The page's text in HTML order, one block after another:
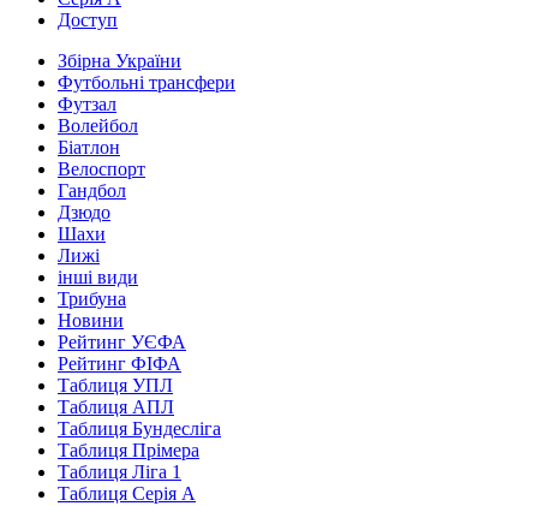
Доступ
Збірна України
Футбольні трансфери
Футзал
Волейбол
Біатлон
Велоспорт
Гандбол
Дзюдо
Шахи
Лижі
інші види
Трибуна
Новини
Рейтинг УЄФА
Рейтинг ФІФА
Таблиця УПЛ
Таблиця АПЛ
Таблиця Бундесліга
Таблиця Прімера
Таблиця Ліга 1
Таблиця Серія А